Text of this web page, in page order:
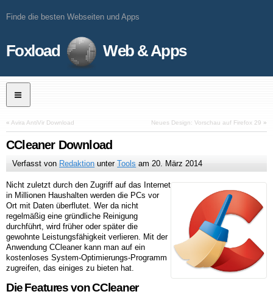
Finde die besten Webseiten und Apps
Foxload Web & Apps
« Avira AntiVir Download Neues Design: Vorschau auf Firefox 29 »
CCleaner Download
Verfasst von Redaktion unterTools am20. März 2014
Nicht zuletzt durch den Zugriff auf das Internet
in Millionen Haushalten werden die PCs vor
Ort mit Daten überflutet. Wer da nicht
regelmäßig eine gründliche Reinigung
durchführt, wird früher oder später die
gewohnte Leistungsfähigkeit verlieren. Mit der
Anwendung CCleaner kann man auf ein
kostenloses System-Optimierungs-Programm
zugreifen, das einiges zu bieten hat.
Die Features von CCleaner